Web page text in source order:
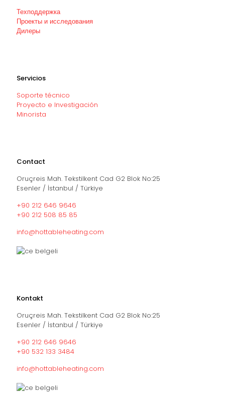
Техподдержка
Проекты и исследования
Дилеры
Servicios
Soporte técnico
Proyecto e Investigación
Minorista
Contact
Oruçreis Mah. Tekstilkent Cad G2 Blok No:25
Esenler / İstanbul / Türkiye
+90 212 646 9646
+90 212 508 85 85
info@hottableheating.com
Kontakt
Oruçreis Mah. Tekstilkent Cad G2 Blok No:25
Esenler / İstanbul / Türkiye
+90 212 646 9646
+90 532 133 3484
info@hottableheating.com